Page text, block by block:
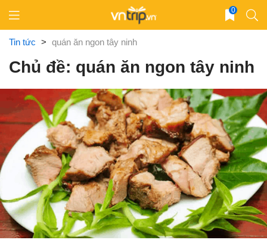
content
0
Tin tức > quán ăn ngon tây ninh
Chủ đề: quán ăn ngon tây ninh